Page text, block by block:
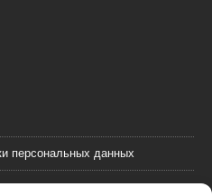
персональных данных
данных